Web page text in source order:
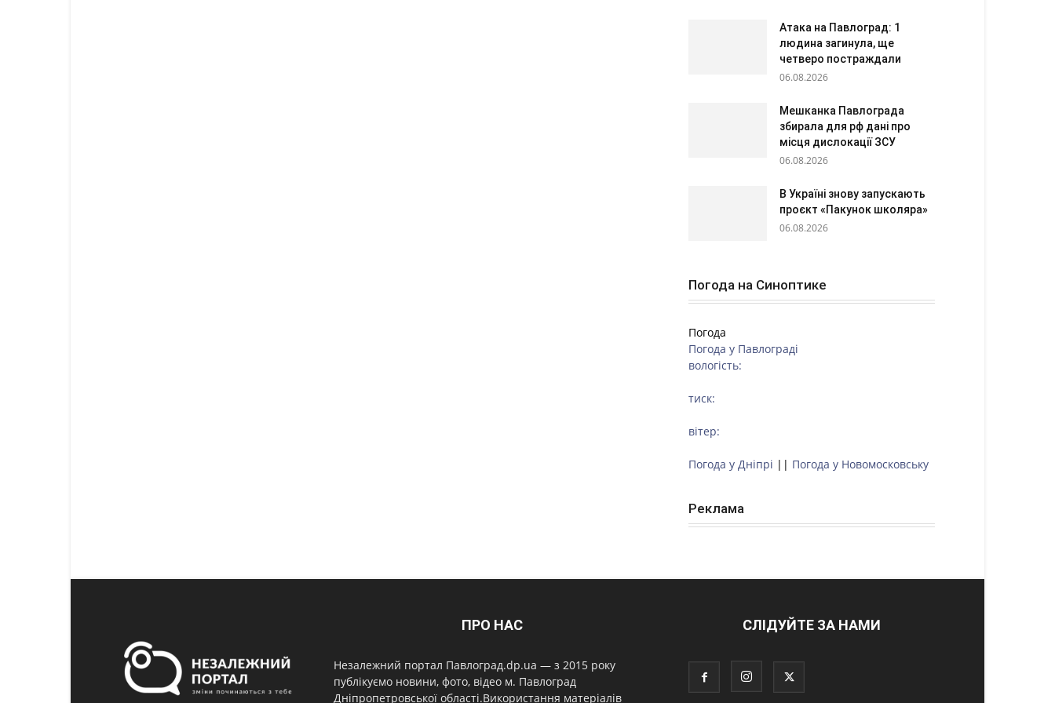
Атака на Павлоград: 1
людина загинула, ще
четверо постраждали
06.08.2026
Мешканка Павлограда
збирала для рф дані про
місця дислокації ЗСУ
06.08.2026
В Україні знову запускають
проєкт «Пакунок школяра»
06.08.2026
Погода на Синоптике
Погода
Погода у Павлограді
вологість:
тиск:
вітер:
Погода у Дніпрі || Погода у Новомосковську
Реклама
ПРО НАС
Незалежний портал Павлоград.dp.ua — з 2015 року
публікуємо новини, фото, відео м. Павлоград
Дніпропетровської області.Використання матеріалів
СЛІДУЙТЕ ЗА НАМИ